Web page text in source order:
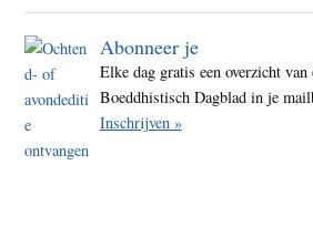
Abonneer je
Elke dag gratis een overzicht
Boeddhistisch Dagblad in je
Inschrijven »